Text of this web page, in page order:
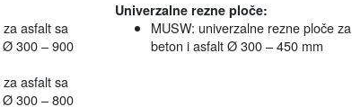
asfalt sa
Ø 300 – 900
asfalt sa
Ø 300 – 800
Univerzalne rezne ploče:
MUSW: univerzalne rezne ploče za
beton i asfalt Ø 300 – 450 mm